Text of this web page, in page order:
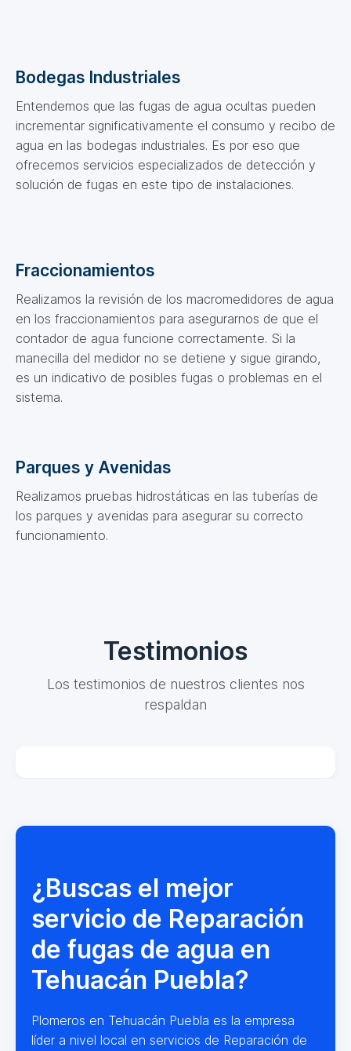
Bodegas Industriales
Entendemos que las fugas de agua ocultas pueden
incrementar significativamente el consumo y recibo de
agua en las bodegas industriales. Es por eso que
ofrecemos servicios especializados de detección y
solución de fugas en este tipo de instalaciones.
Fraccionamientos
Realizamos la revisión de los macromedidores de agua
en los fraccionamientos para asegurarnos de que el
contador de agua funcione correctamente. Si la
manecilla del medidor no se detiene y sigue girando,
es un indicativo de posibles fugas o problemas en el
sistema.
Parques y Avenidas
Realizamos pruebas hidrostáticas en las tuberías de
los parques y avenidas para asegurar su correcto
funcionamiento.
Testimonios
Los testimonios de nuestros clientes nos
respaldan
¿Buscas el mejor
servicio de Reparación
de fugas de agua en
Tehuacán Puebla?
Plomeros en Tehuacán Puebla es la empresa
líder a nivel local en servicios de Reparación de